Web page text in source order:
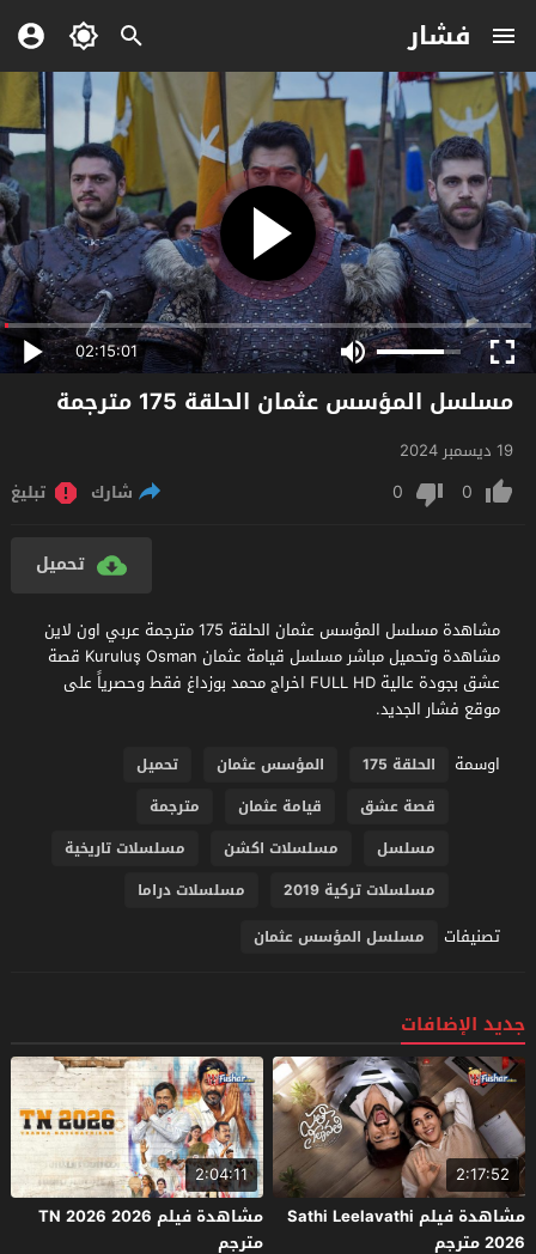
فشار
02:15:01
مسلسل المؤسس عثمان الحلقة 175 مترجمة
19 ديسمبر 2024
0
0 شارك تبليغ
تحميل
مشاهدة مسلسل المؤسس عثمان الحلقة 175 مترجمة عربي اون لاين
مشاهدة وتحميل مباشر مسلسل قيامة عثمان Kuruluş Osman قصة
عشق بجودة عالية FULL HD اخراج محمد بوزداغ فقط وحصرياً على
موقع فشار الجديد.
اوسمة
الحلقة 175 المؤسس عثمان
تحميل
قصة عشق
قيامة عثمان
مترجمة
مسلسل
مسلسلات اكشن
مسلسلات تاريخية
مسلسلات تركية 2019
مسلسلات دراما
تصنيفات مسلسل المؤسس عثمان
جديد الإضافات
2:17:52
مشاهدة فيلم Sathi Leelavathi
2026 مترجم
2:04:11
مشاهدة فيلم TN 2026 2026
مترجم